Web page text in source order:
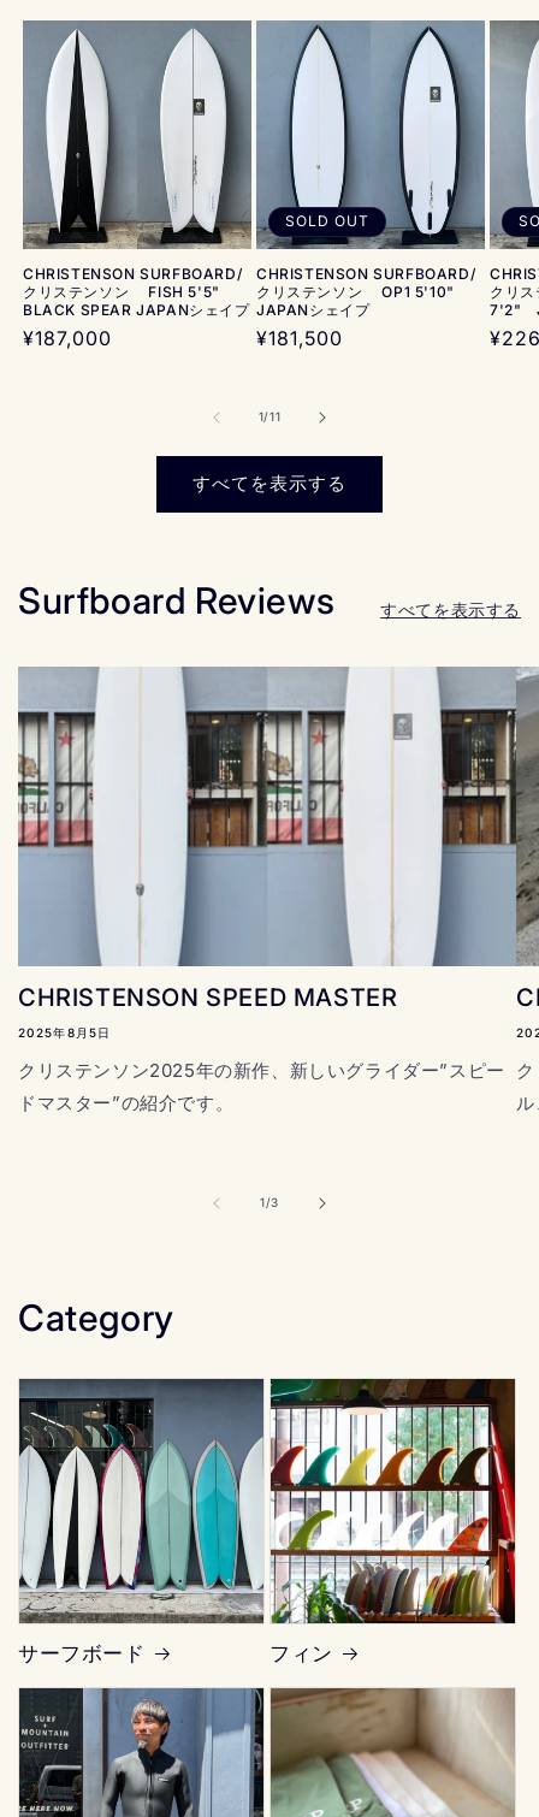
CHRISTENSON SURFBOARD/
クリステンソン FISH 5'5"
BLACK SPEAR JAPANシェイプ
通
¥187,000
SOLD OUT
CHRISTENSON SURFBOARD/
クリステンソン OP1 5'10"
JAPANシェイプ
通
格
¥181,500
クリ
7'2"
通
1/の
11
すべてを表示する
Surfboard Reviews すべてを表示する
CHRISTENSON SPEED MASTER
2025年8月5日
クリステンソン2025年の新作、新しいグライダー”スピー
ドマスター”の紹介です。
1/の
3
Category
サーフボード フィン